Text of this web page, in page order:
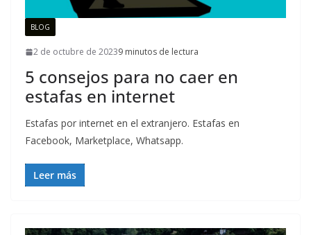
BLOG
2 de octubre de 20239 minutos de lectura
5 consejos para no caer en
estafas en internet
Estafas por internet en el extranjero. Estafas en
Facebook, Marketplace, Whatsapp.
Leer más